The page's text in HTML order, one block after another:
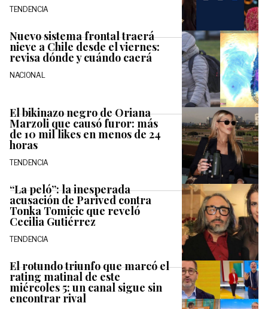
TENDENCIA
Nuevo sistema frontal traerá
nieve a Chile desde el viernes:
revisa dónde y cuándo caerá
NACIONAL
El bikinazo negro de Oriana
Marzoli que causó furor: más
de 10 mil likes en menos de 24
horas
TENDENCIA
“La peló”: la inesperada
acusación de Parived contra
Tonka Tomicic que reveló
Cecilia Gutiérrez
TENDENCIA
El rotundo triunfo que marcó el
rating matinal de este
miércoles 5: un canal sigue sin
encontrar rival